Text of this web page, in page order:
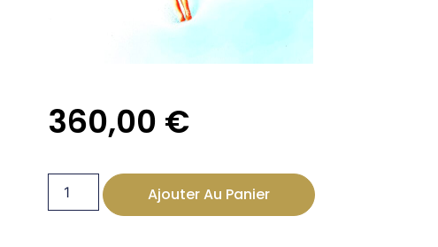
360,00 €
Ajouter Au Panier